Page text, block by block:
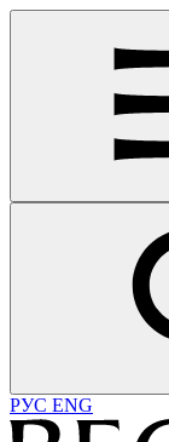
РУС ENG